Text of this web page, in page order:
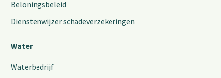
Beloningsbeleid
Dienstenwijzer schadeverzekeringen
Water
Waterbedrijf